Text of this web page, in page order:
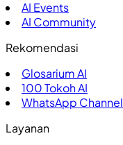
AI Events
AI Community
Rekomendasi
Glosarium AI
100Tokoh AI
WhatsApp Channel
Layanan